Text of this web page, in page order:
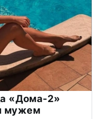
«Дома-2»
мужем